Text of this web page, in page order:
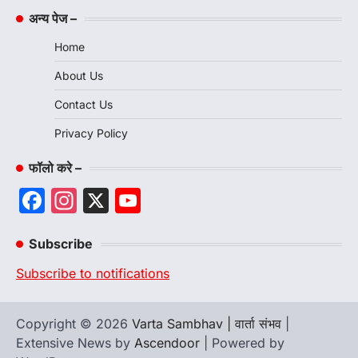
अन्य पेज –
Home
About Us
Contact Us
Privacy Policy
फॉलो करे –
Facebook
Instagram
X
Subscribe
Subscribe to notifications
Copyright © 2026 Varta Sambhav | वार्ता संभव
Extensive News by Ascendoor | Powered by